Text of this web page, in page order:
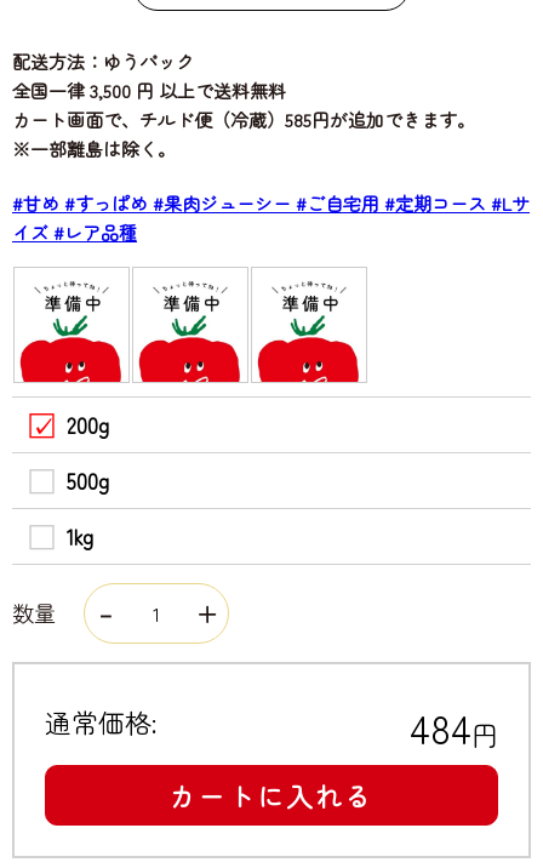
配送方法：ゆうパック
全国一律 3,500 円 以上で送料無料
カート画面で、チルド便（冷蔵）585円が追加できます。
※一部離島は除く。
#甘め #すっぱめ #果肉ジューシー #ご自宅用 #定期コース #Lサ
イズ#レア品種
200g
500g
1kg
数量
通常価格: 484円
カートに入れる